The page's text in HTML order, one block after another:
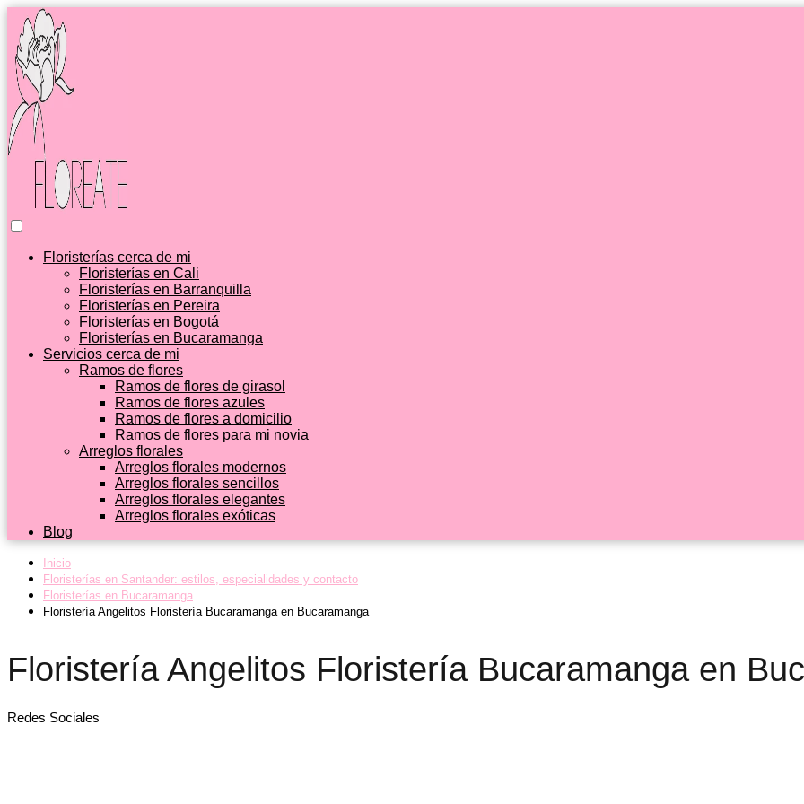
Floristerías cerca de mi
Floristerías en Cali
Floristerías en Barranquilla
Floristerías en Pereira
Floristerías en Bogotá
Floristerías en Bucaramanga
Servicios cerca de mi
Ramos de flores
Ramos de flores de girasol
Ramos de flores azules
Ramos de flores a domicilio
Ramos de flores para mi novia
Arreglos florales
Arreglos florales modernos
Arreglos florales sencillos
Arreglos florales elegantes
Arreglos florales exóticas
Blog
Inicio
Floristerías en Santander: estilos, especialidades y contacto
Floristerías en Bucaramanga
Floristería Angelitos Floristería Bucaramanga en Bucaramanga
Floristería Angelitos Floristería Bucaramanga en
Redes Sociales